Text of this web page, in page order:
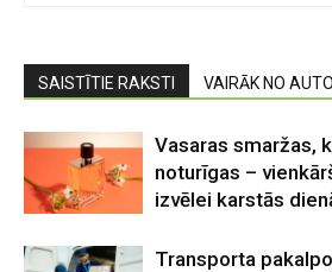
SAISTĪTIE RAKSTI VAIRĀK NO
Vasaras smaržas,
noturīgas –
izvēlei karstās
Transporta